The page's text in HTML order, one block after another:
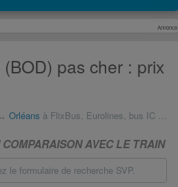
Annonce
pas cher : prix
↔ Orléans à FlixBus, Eurolines, bus IC et autres
AVEC LE TRAIN
le formulaire de recherche SVP.